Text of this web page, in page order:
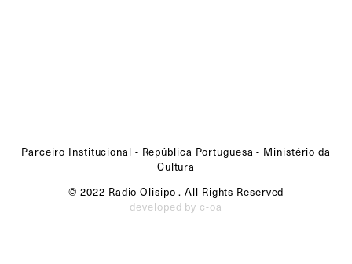
Parceiro Institucional - República Portuguesa - Ministério da
Cultura
© 2022 Radio Olisipo . All Rights Reserved
developed by c-oa